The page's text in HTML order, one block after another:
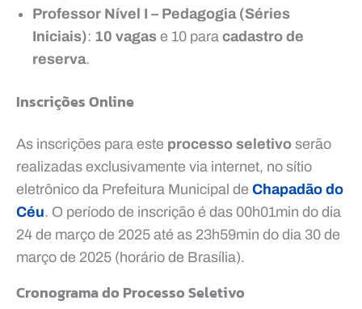
Professor Nível I – Pedagogia (Séries
Iniciais): 10 vagas e 10 para cadastro de
reserva.
Inscrições Online
As inscrições para este processo seletivo serão
realizadas exclusivamente via internet, no sítio
eletrônico da Prefeitura Municipal de Chapadão do
Céu. O período de inscrição é das 00h01min do dia
24 de março de 2025 até as 23h59min do dia 30 de
março de 2025 (horário de Brasília).
Cronograma do Processo Seletivo